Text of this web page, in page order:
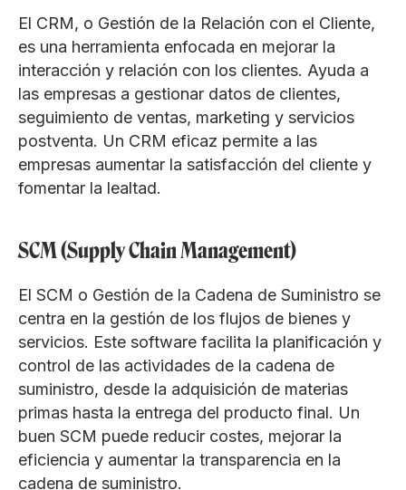
El CRM, o Gestión de la Relación con el Cliente,
es una herramienta enfocada en mejorar la
interacción y relación con los clientes. Ayuda a
las empresas a gestionar datos de clientes,
seguimiento de ventas, marketing y servicios
postventa. Un CRM eficaz permite a las
empresas aumentar la satisfacción del cliente y
fomentar la lealtad.
SCM (Supply Chain Management)
El SCM o Gestión de la Cadena de Suministro se
centra en la gestión de los flujos de bienes y
servicios. Este software facilita la planificación y
control de las actividades de la cadena de
suministro, desde la adquisición de materias
primas hasta la entrega del producto final. Un
buen SCM puede reducir costes, mejorar la
eficiencia y aumentar la transparencia en la
cadena de suministro.